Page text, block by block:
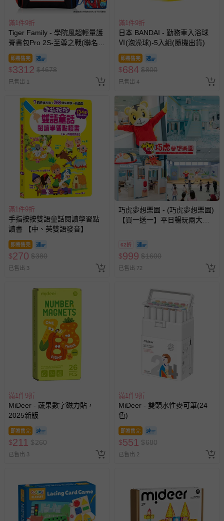
滿1件9折
Tiger Family - 學院風超輕量護
脊書包Pro 2S-至尊之戰(聯名
款)-(贈品：文具2件(補習袋+零
錢包)-博派之宇宙決戰)-花色送
完以其他樣式替代 不另行通知
即將售完
$3312 $4678
已售出 1
滿1件9折
日本 BANDAI - 勤務車入浴球
Ⅵ(泡澡球)-5入組(隨機出貨)
即將售完
$684 $800
已售出 4
滿1件9折
手指按按雙語童話閱讀學習點
讀書 【中、英雙語發音】
即將售完
$270 $380
已售出 3
巧虎夢想樂園 - (巧虎夢想樂園)
【買一送一】平日暢玩兩大一
券使用
62折
$999 $1600
已售出 72
滿1件9折
MiDeer - 蔬果數字磁力貼，
2025新版
即將售完
$211 $260
已售出 3
滿1件9折
MiDeer - 雙頭水性麥可筆(24
色)
即將售完
$551 $680
已售出 2